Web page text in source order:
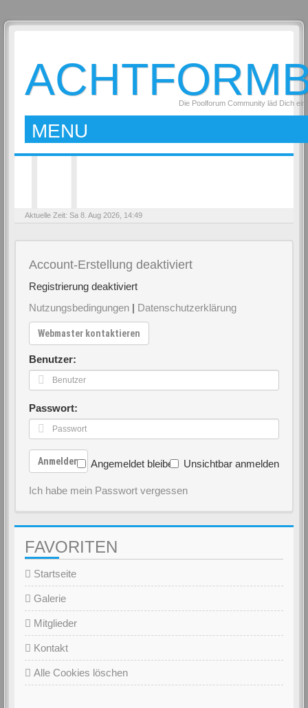
Die Poolforum Community läd Dich
MENU
Aktuelle Zeit: Sa 8. Aug 2026, 14:49
Account-Erstellung deaktiviert
Registrierung deaktiviert
Nutzungsbedingungen | Datenschutzerklärung
Webmaster kontaktieren
Benutzer:
Passwort:
Angemeldet bleiben Unsichtbar anmelden
Anmelden
Ich habe mein Passwort vergessen
FAVORITEN
Startseite
Galerie
Mitglieder
Kontakt
Alle Cookies löschen